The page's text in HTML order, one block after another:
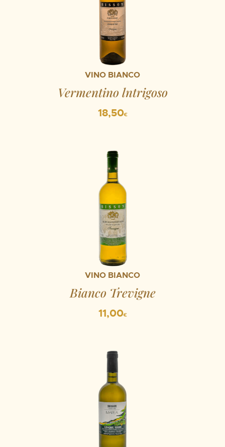
VINO BIANCO
Vermentino lntrigoso
18,50€
VINO BIANCO
Bianco Trevigne
11,00€